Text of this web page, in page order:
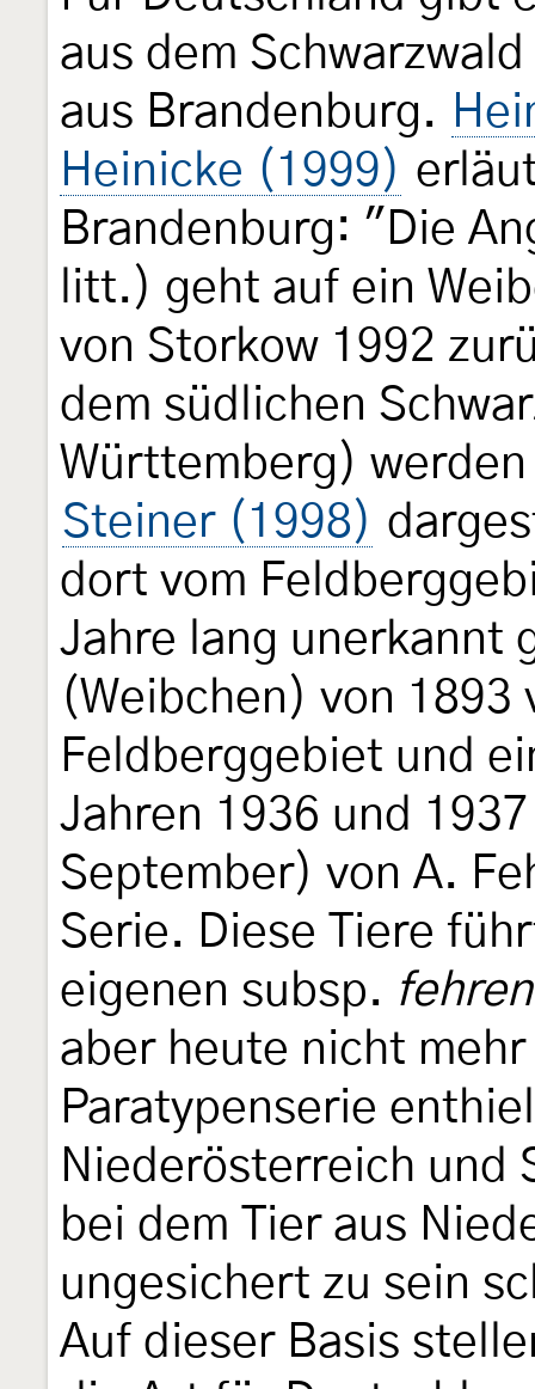
aus dem
aus Brandenburg.
Heinicke (1999)
Brandenburg: "Die
litt.) geht auf ein
von Storkow 1992
dem südlichen
Württemberg)
Steiner (1998)
dort vom
Jahre lang unerkannt
(Weibchen) von 1893
Feldberggebiet und
Jahren 1936 und
September) von A.
Serie. Diese Tiere
eigenen subsp.
aber heute nicht
Paratypenserie
Niederösterreich und
bei dem Tier aus
ungesichert zu sein
Auf dieser Basis